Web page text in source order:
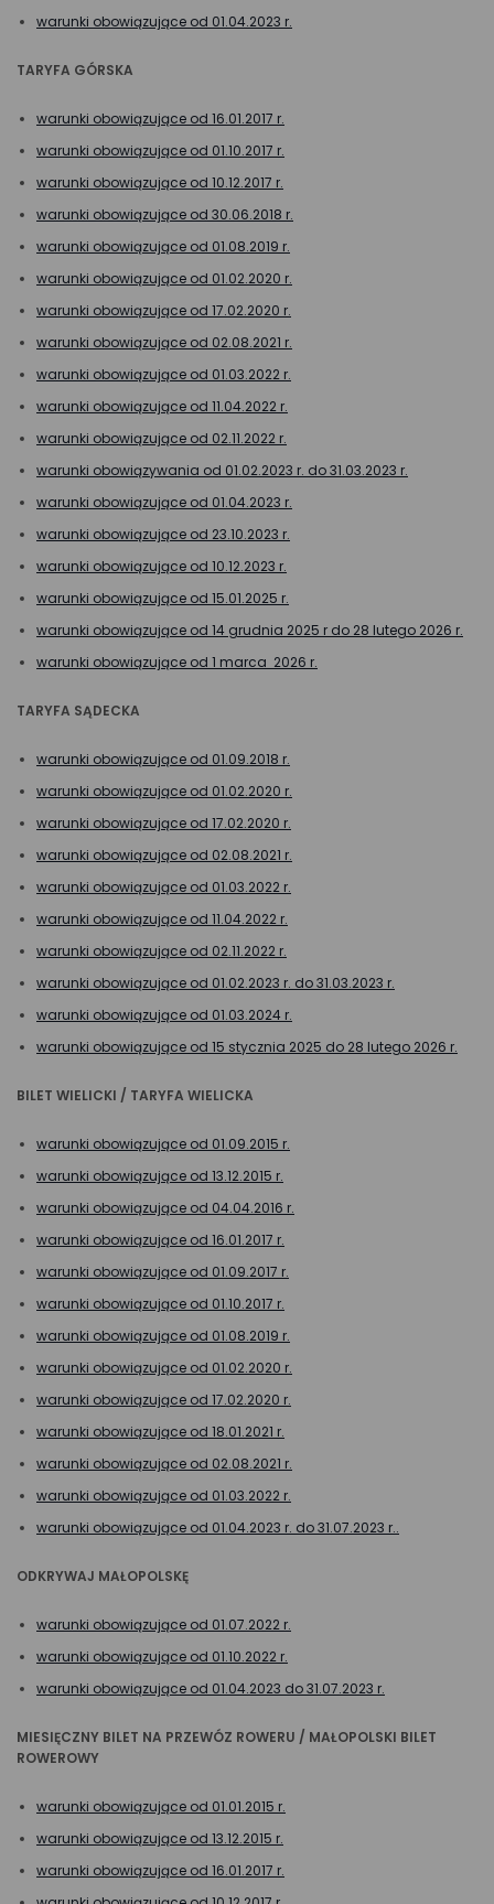
warunki obowiązujące od 01.04.2023 r.
TARYFA GÓRSKA
warunki obowiązujące od 16.01.2017 r.
warunki obowiązujące od 01.10.2017 r.
warunki obowiązujące od 10.12.2017 r.
warunki obowiązujące od 30.06.2018 r.
warunki obowiązujące od 01.08.2019 r.
warunki obowiązujące od 01.02.2020 r.
warunki obowiązujące od 17.02.2020 r.
warunki obowiązujące od 02.08.2021 r.
warunki obowiązujące od 01.03.2022 r.
warunki obowiązujące od 11.04.2022 r.
warunki obowiązujące od 02.11.2022 r.
warunki obowiązywania od 01.02.2023 r. do 31.03.2023 r.
warunki obowiązujące od 01.04.2023 r.
warunki obowiązujące od 23.10.2023 r.
warunki obowiązujące od 10.12.2023 r.
warunki obowiązujące od 15.01.2025 r.
warunki obowiązujące od 14 grudnia 2025 r do 28 lutego 2026 r.
warunki obowiązujące od 1 marca 2026 r.
TARYFA SĄDECKA
warunki obowiązujące od 01.09.2018 r.
warunki obowiązujące od 01.02.2020 r.
warunki obowiązujące od 17.02.2020 r.
warunki obowiązujące od 02.08.2021 r.
warunki obowiązujące od 01.03.2022 r.
warunki obowiązujące od 11.04.2022 r.
warunki obowiązujące od 02.11.2022 r.
warunki obowiązujące od 01.02.2023 r. do 31.03.2023 r.
warunki obowiązujące od 01.03.2024 r.
warunki obowiązujące od 15 stycznia 2025 do 28 lutego 2026 r.
BILET WIELICKI / TARYFA WIELICKA
warunki obowiązujące od 01.09.2015 r.
warunki obowiązujące od 13.12.2015 r.
warunki obowiązujące od 04.04.2016 r.
warunki obowiązujące od 16.01.2017 r.
warunki obowiązujące od 01.09.2017 r.
warunki obowiązujące od 01.10.2017 r.
warunki obowiązujące od 01.08.2019 r.
warunki obowiązujące od 01.02.2020 r.
warunki obowiązujące od 17.02.2020 r.
warunki obowiązujące od 18.01.2021 r.
warunki obowiązujące od 02.08.2021 r.
warunki obowiązujące od 01.03.2022 r.
warunki obowiązujące od 01.04.2023 r. do 31.07.2023 r..
ODKRYWAJ MAŁOPOLSKĘ
warunki obowiązujące od 01.07.2022 r.
warunki obowiązujące od 01.10.2022 r.
warunki obowiązujące od 01.04.2023 do 31.07.2023 r.
MIESIĘCZNY BILET NA PRZEWÓZ ROWERU / MAŁOPOLSKI BILET
ROWEROWY
warunki obowiązujące od 01.01.2015 r.
warunki obowiązujące od 13.12.2015 r.
warunki obowiązujące od 16.01.2017 r.